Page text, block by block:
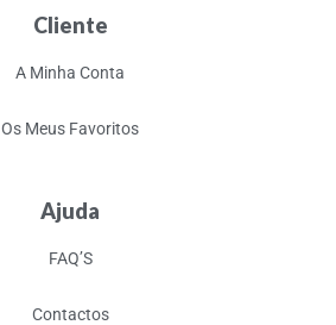
Cliente
A Minha Conta
Os Meus Favoritos
Ajuda
FAQ’S
Contactos